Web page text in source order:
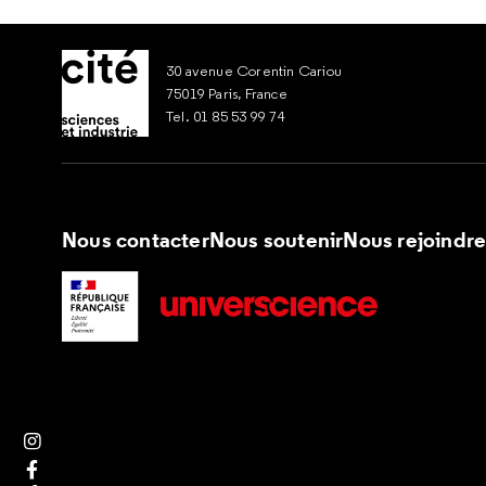
Suivez nous sur Instagram
Suivez nous sur Facebook
30 avenue Corentin Cariou
75019 Paris, France
Tel. 01 85 53 99 74
Nous contacterNous soutenirNous rejoindre